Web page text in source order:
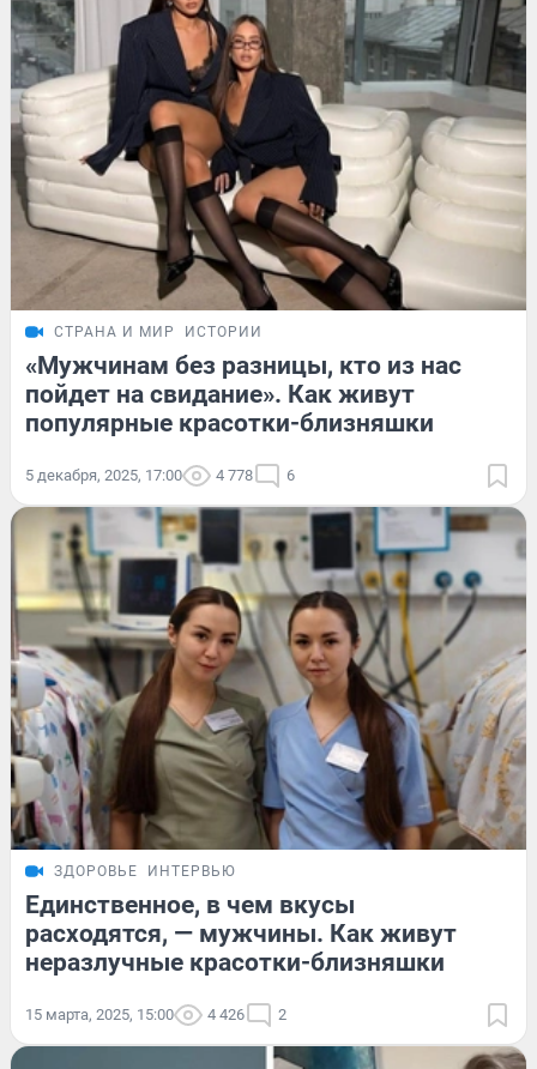
СТРАНА И МИР ИСТОРИИ
«Мужчинам без разницы, кто из нас
пойдет на свидание». Как живут
популярные красотки-близняшки
5 декабря, 2025, 17:00 4 778 6
ЗДОРОВЬЕ ИНТЕРВЬЮ
Единственное, в чем вкусы
расходятся, — мужчины. Как живут
неразлучные красотки-близняшки
15 марта, 2025, 15:00 4 426 2